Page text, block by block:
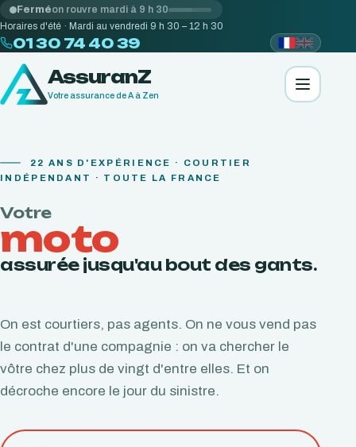
Ferméon rouvre mardi à 9 h 30
Horaires d'été · Mardi au vendredi 9 h 30 – 12 h 30
01 30 74 40 39
AssuranZ
Votre assurance de A à Zen
22 ANS D'EXPÉRIENCE · COURTIER
INDÉPENDANT · TOUTE LA FRANCE
Votre
moto
assurée jusqu'au bout des gants.
On est courtiers, pas agents. On ne vous vend pas
le contrat d'une compagnie : on va chercher le
vôtre chez plus de vingt d'entre elles. Et on
décroche encore le jour du sinistre.